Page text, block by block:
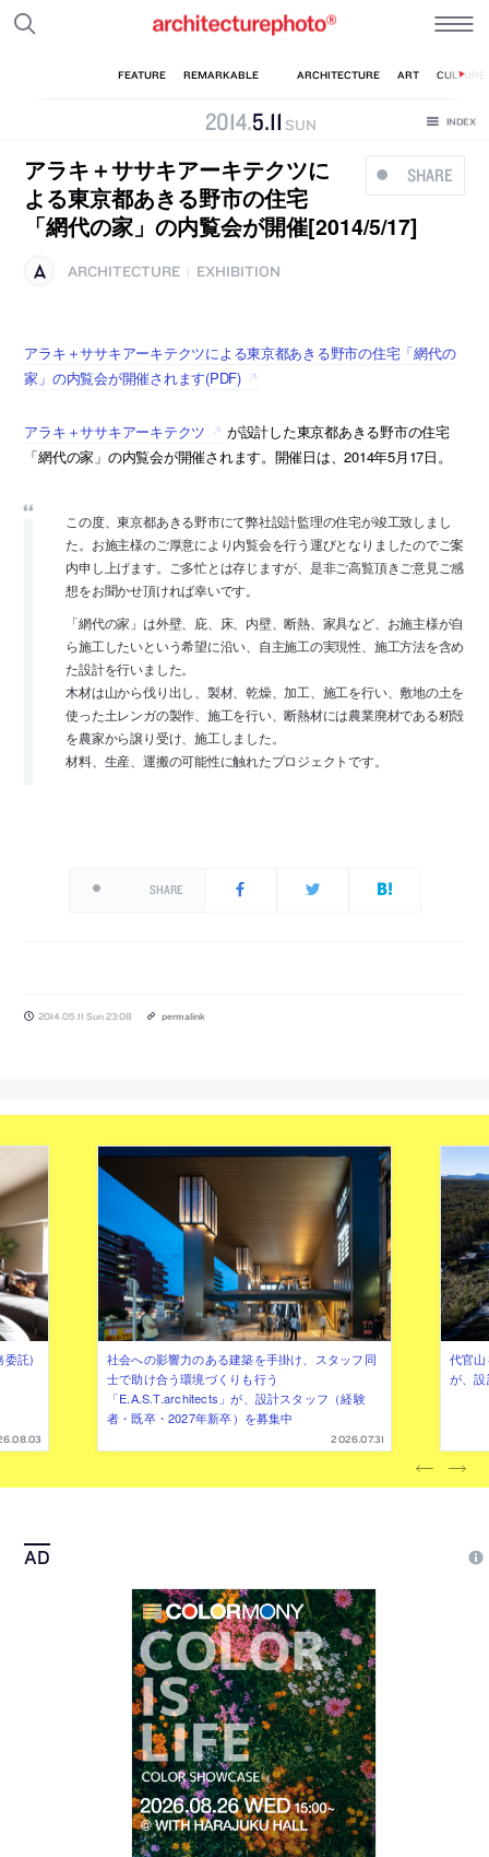
2014.5.11 SUN
SHARE
アラキ＋ササキアーキテクツに
よる東京都あきる野市の住宅
「網代の家」の内覧会が開催[2014/5/17]
ARCHITECTURE EXHIBITION
アラキ＋ササキアーキテクツによる東京都あきる野市の住宅「網代の
家」の内覧会が開催されます(PDF)
アラキ＋ササキアーキテクツ
が設計した東京都あきる野市の住宅
「網代の家」の内覧会が開催されます。開催日は、2014年5月17日。
この度、東京都あきる野市にて弊社設計監理の住宅が竣工致しまし
た。お施主様のご厚意により内覧会を行う運びとなりましたのでご案
内申し上げます。ご多忙とは存じますが、是非ご高覧頂きご意見ご感
想をお聞かせ頂ければ幸いです。
「網代の家」は外壁、庇、床、内壁、断熱、家具など、お施主様が自
ら施工したいという希望に沿い、自主施工の実現性、施工方法を含め
た設計を行いました。
木材は山から伐り出し、製材、乾燥、加工、施工を行い、敷地の土を
使った土レンガの製作、施工を行い、断熱材には農業廃材である籾殻
を農家から譲り受け、施工しました。
材料、生産、運搬の可能性に触れたプロジェクトです。
SHARE
2014.05.11 Sun 23:08 permalink
委託)
社会への影響力のある建築を手掛け、スタッフ同
士で助け合う環境づくりも行う
「E.A.S.T.architects」が、設計スタッフ（経験
者・既卒・2027年新卒）を募集中
2026.07.31
代官
が、